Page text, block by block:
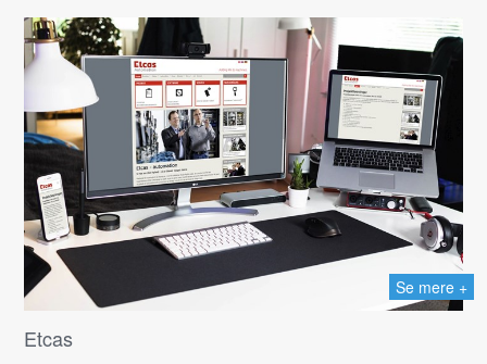
Se mere +
Etcas